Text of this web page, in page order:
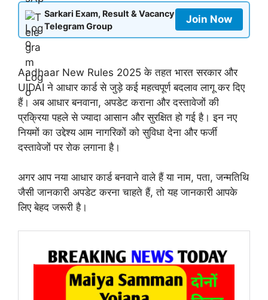
Sarkari Exam, Result & Vacancy
Telegram Group
Join Now
Aadhaar New Rules 2025 के तहत भारत सरकार और
UIDAI ने आधार कार्ड से जुड़े कई महत्वपूर्ण बदलाव लागू कर दिए
हैं। अब आधार बनवाना, अपडेट कराना और दस्तावेजों की
प्रक्रिया पहले से ज्यादा आसान और सुरक्षित हो गई है। इन नए
नियमों का उद्देश्य आम नागरिकों को सुविधा देना और फर्जी
दस्तावेजों पर रोक लगाना है।
अगर आप नया आधार कार्ड बनवाने वाले हैं या नाम, पता, जन्मतिथि
जैसी जानकारी अपडेट करना चाहते हैं, तो यह जानकारी आपके
लिए बेहद जरूरी है।